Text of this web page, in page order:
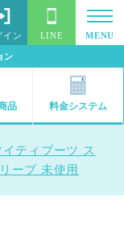
ン
イン LINE MENU
品 料金システム
ティブーツ ス
ーブ 未使用